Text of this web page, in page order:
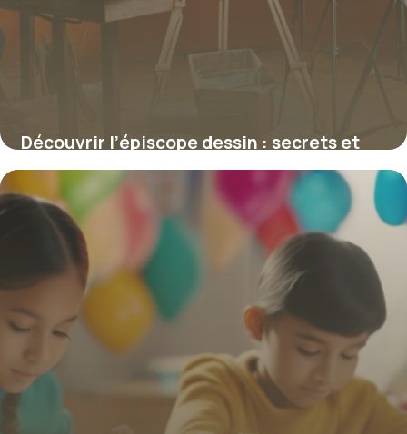
Découvrir l’épiscope dessin : secrets et
techniques de la projection pour artistes
4 juillet 2025